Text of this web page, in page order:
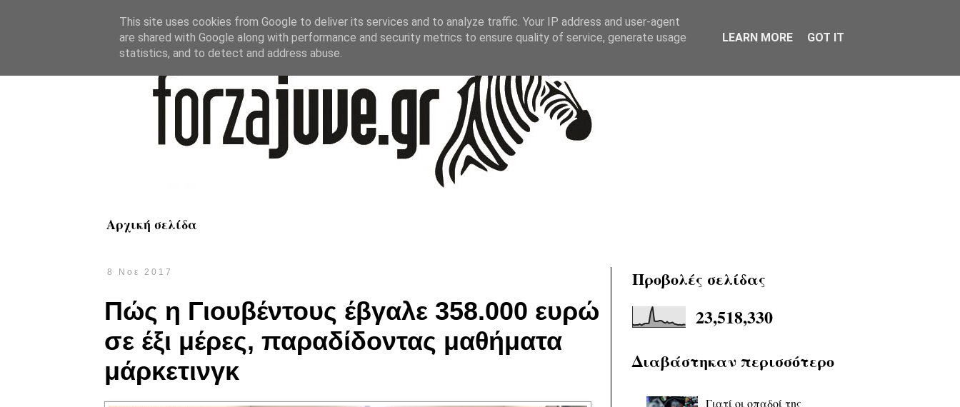
Αρχική σελίδα
8 Νοε 2017
Πώς η Γιουβέντους έβγαλε 358.000 ευρώ
σε έξι μέρες, παραδίδοντας μαθήματα
μάρκετινγκ
Προβολές σελίδας
23,518,330
Διαβάστηκαν περισσότερο
Γιατί οι οπαδοί της
This site uses cookies from Google to deliver its services and to analyze traffic. Your IP address and user-agent
are shared with Google along with performance and security metrics to ensure quality of service, generate usage
statistics, and to detect and address abuse.
LEARN MORE GOT IT